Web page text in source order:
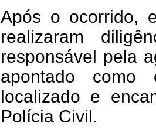
Após o ocorrido,
realizaram
responsável pela
apontado
localizado e
Polícia Civil.